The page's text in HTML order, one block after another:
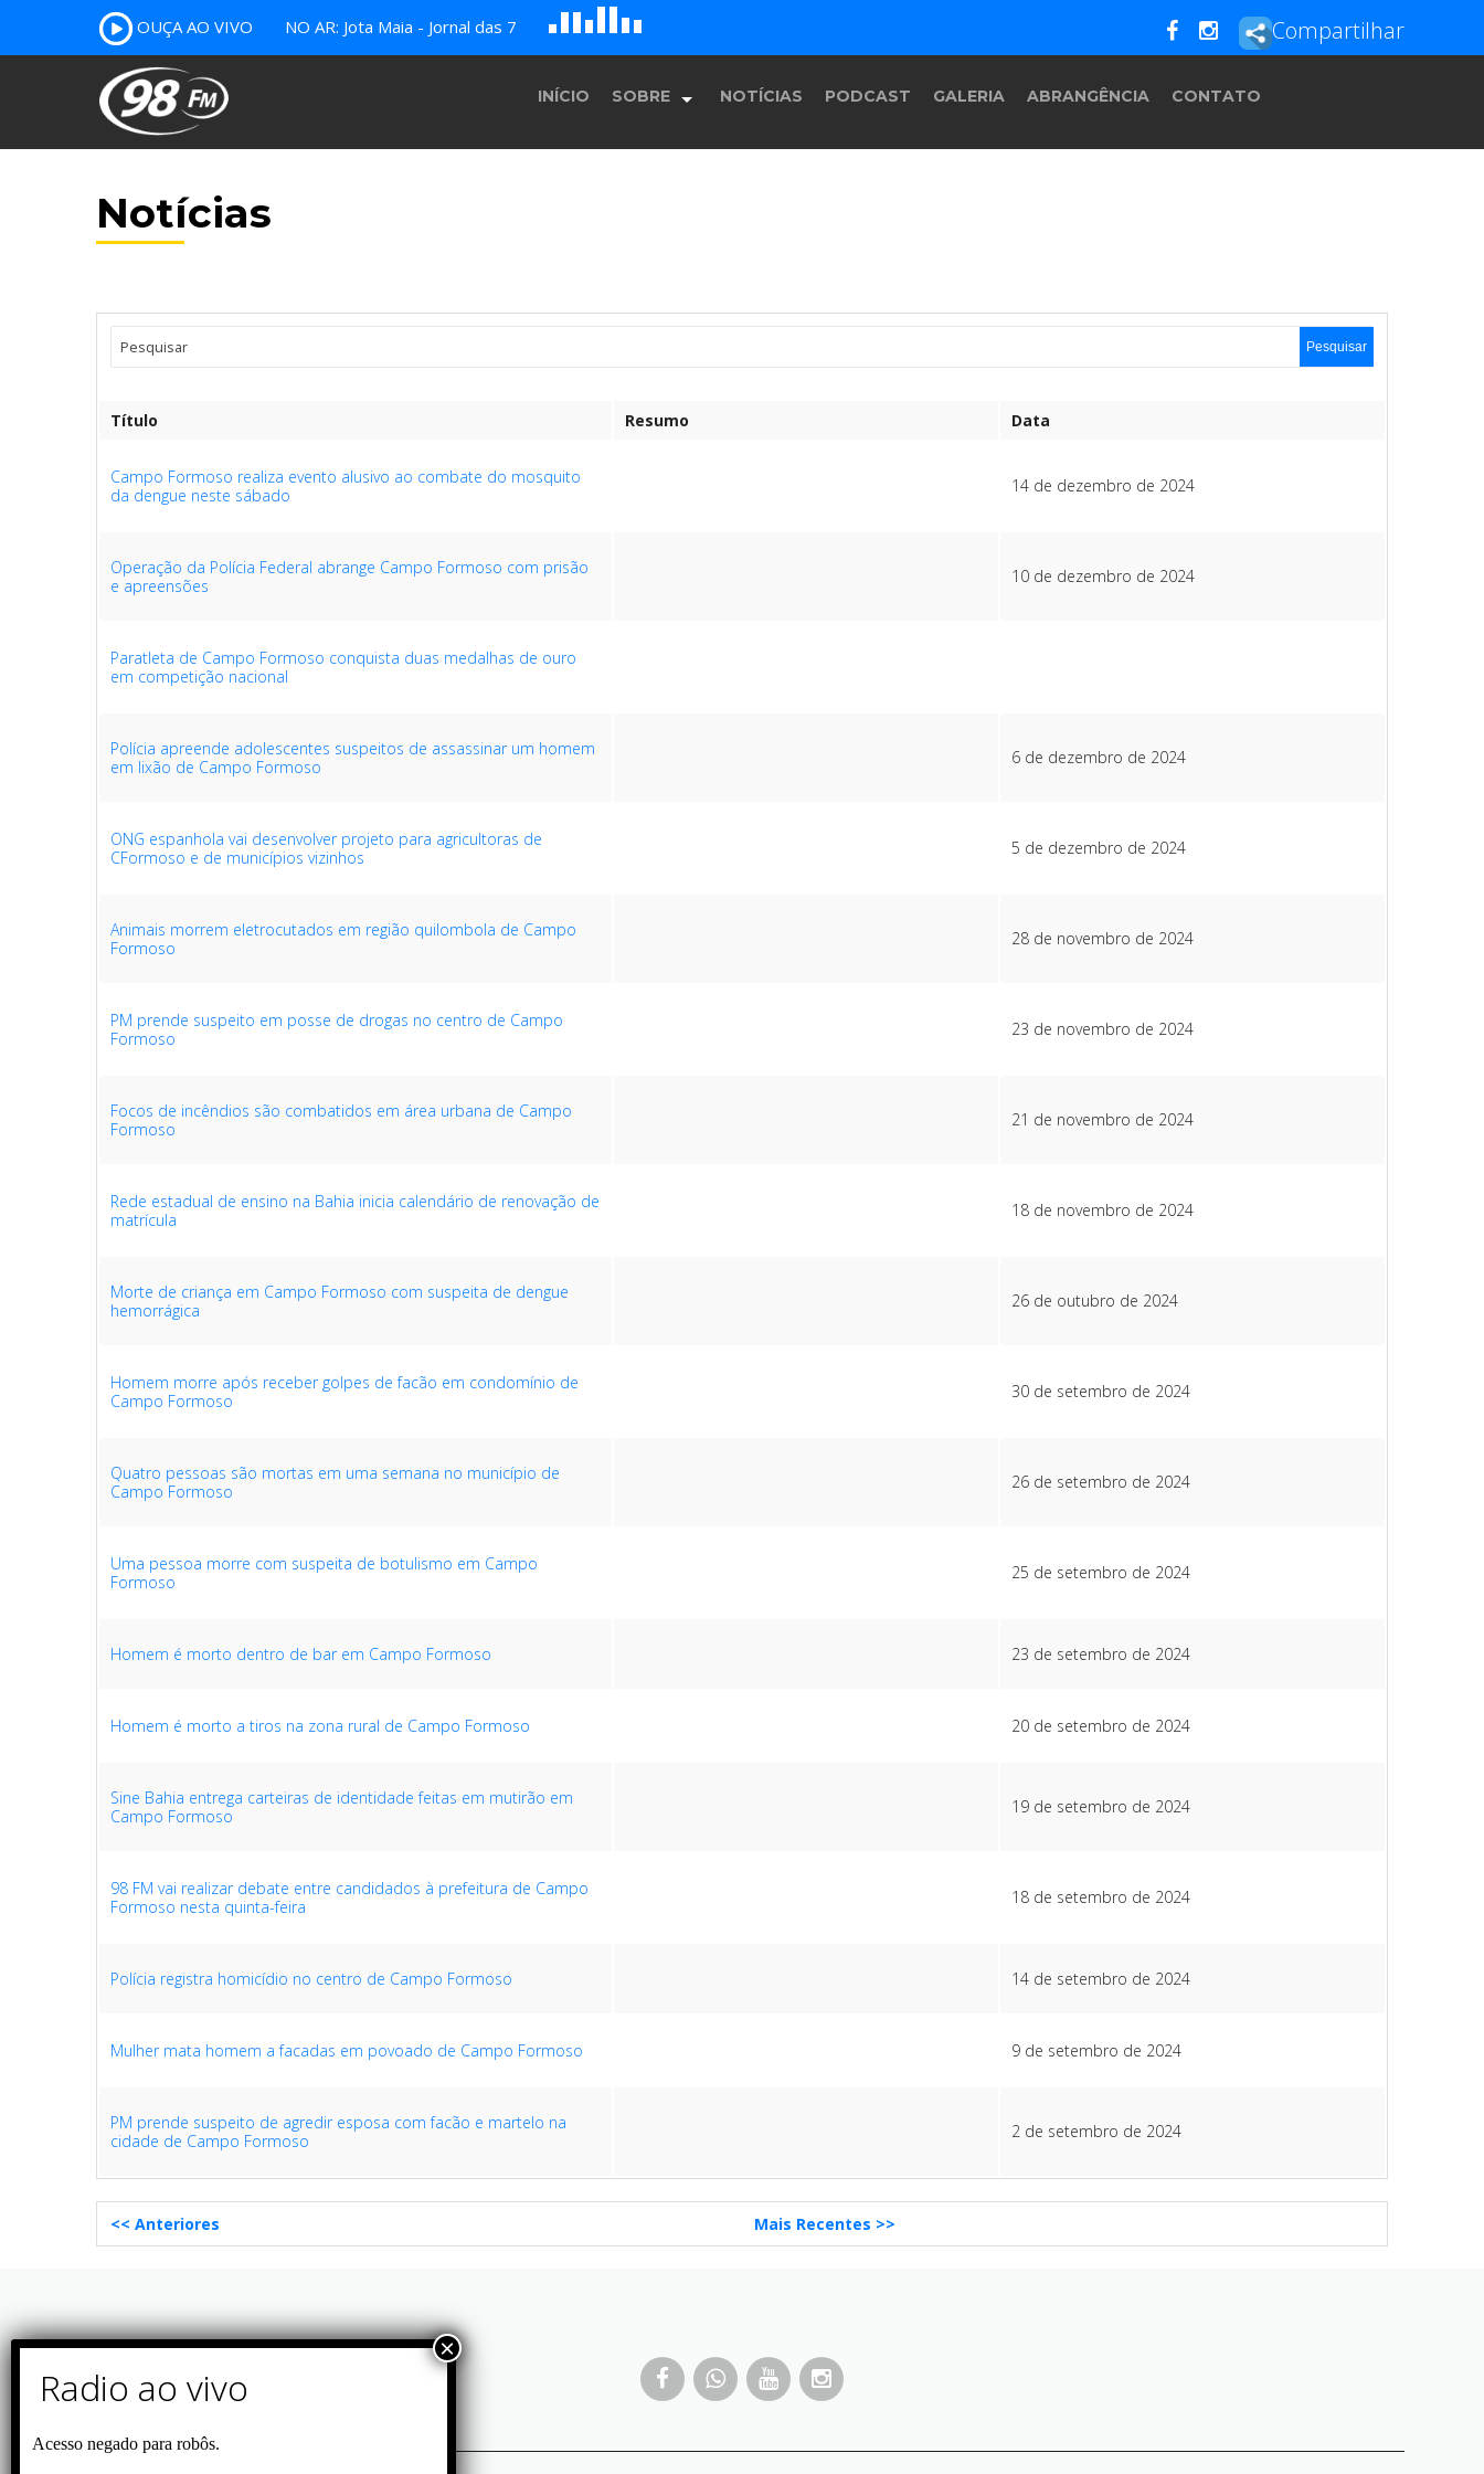
OUÇA AO VIVO NO AR: Jota Maia - Jornal das 7 A DE F
H
Compartilhar
INÍCIO SOBRE NOTÍCIAS PODCAST GALERIA ABRANGÊNCIA CONTATO
Notícias
Título Resumo Data
Campo Formoso realiza evento alusivo ao combate do mosquito
da dengue neste sábado
14 de dezembro de 2024
Operação da Polícia Federal abrange Campo Formoso com prisão
e apreensões
10 de dezembro de 2024
Paratleta de Campo Formoso conquista duas medalhas de ouro
em competição nacional
Polícia apreende adolescentes suspeitos de assassinar um homem
em lixão de Campo Formoso
6 de dezembro de 2024
ONG espanhola vai desenvolver projeto para agricultoras de
CFormoso e de municípios vizinhos
5 de dezembro de 2024
Animais morrem eletrocutados em região quilombola de Campo
Formoso
28 de novembro de 2024
PM prende suspeito em posse de drogas no centro de Campo
Formoso
23 de novembro de 2024
Focos de incêndios são combatidos em área urbana de Campo
Formoso
21 de novembro de 2024
Rede estadual de ensino na Bahia inicia calendário de renovação de
matrícula
18 de novembro de 2024
Morte de criança em Campo Formoso com suspeita de dengue
hemorrágica
26 de outubro de 2024
Homem morre após receber golpes de facão em condomínio de
Campo Formoso
30 de setembro de 2024
Quatro pessoas são mortas em uma semana no município de
Campo Formoso
26 de setembro de 2024
Uma pessoa morre com suspeita de botulismo em Campo
Formoso
25 de setembro de 2024
Homem é morto dentro de bar em Campo Formoso 23 de setembro de 2024
Homem é morto a tiros na zona rural de Campo Formoso 20 de setembro de 2024
Sine Bahia entrega carteiras de identidade feitas em mutirão em
Campo Formoso
19 de setembro de 2024
98 FM vai realizar debate entre candidados à prefeitura de Campo
Formoso nesta quinta-feira
18 de setembro de 2024
Polícia registra homicídio no centro de Campo Formoso 14 de setembro de 2024
Mulher mata homem a facadas em povoado de Campo Formoso 9 de setembro de 2024
PM prende suspeito de agredir esposa com facão e martelo na
cidade de Campo Formoso
2 de setembro de 2024
<< Anteriores Mais Recentes >>